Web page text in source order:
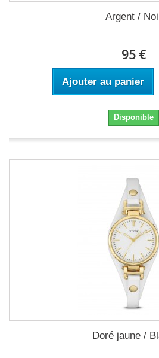
Argent /
95 €
Ajouter au panier
Disponible
Doré jaune /